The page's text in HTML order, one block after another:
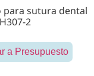
para sutura dental
2
a Presupuesto